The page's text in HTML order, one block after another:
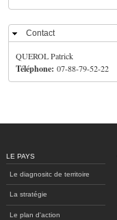
Masquer
Contact
QUEROL Patrick
Téléphone: 07-88-79-52-22
LE PAYS
Le diagnositc de territoire
La stratégie
Le plan d'action